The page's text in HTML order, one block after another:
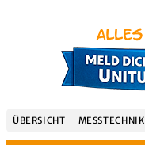
ÜBERSICHT MESSTECHNIK